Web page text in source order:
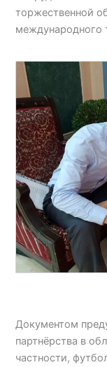
торжественной
международного
Документом
партнёрства в
частности,